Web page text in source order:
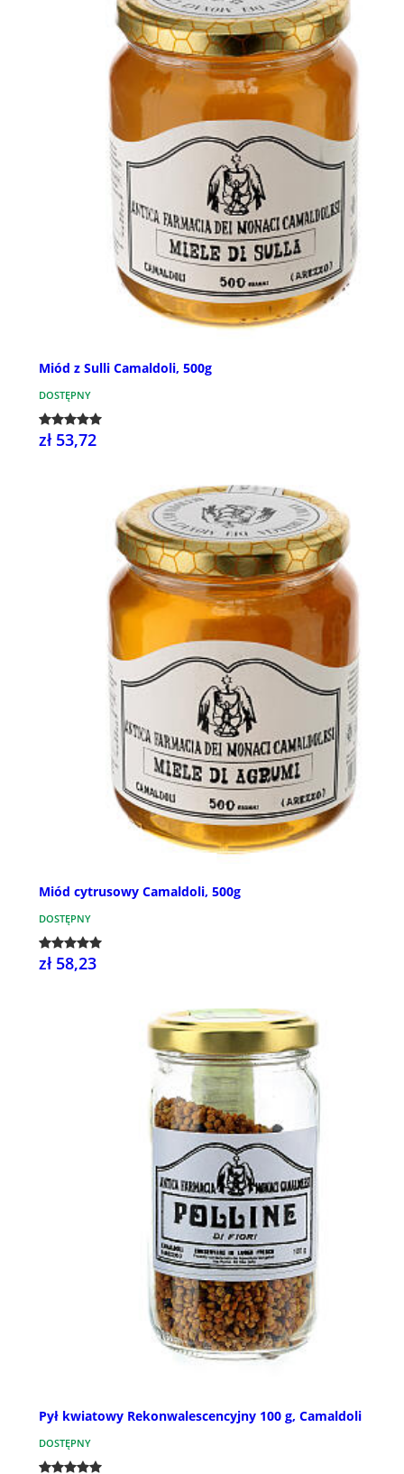
Miód z Sulli Camaldoli, 500g
DOSTĘPNY
zł 53,72
Miód cytrusowy Camaldoli, 500g
DOSTĘPNY
zł 58,23
Pył kwiatowy Rekonwalescencyjny 100 g, Camaldoli
DOSTĘPNY